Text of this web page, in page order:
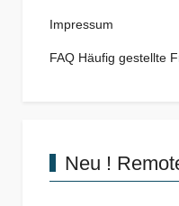
Impressum
FAQ Häufig gestellte
Neu !